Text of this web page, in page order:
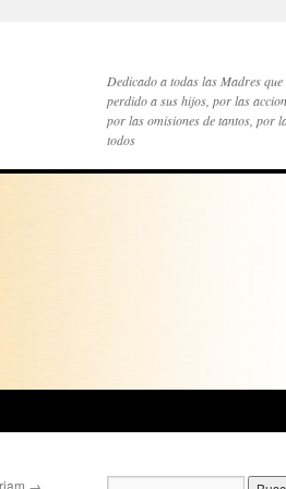
Dedicado a todas las Madres que
perdido a sus hijos, por las
por las omisiones de tantos, por
todos
→